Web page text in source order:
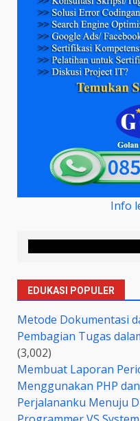
Info
EDUKASI POPULER
Metode Dokumentasi
Pembagian Tugas
(3,002)
Membuat Laporan
Menggunakan PHP
Perjalananku Menuju